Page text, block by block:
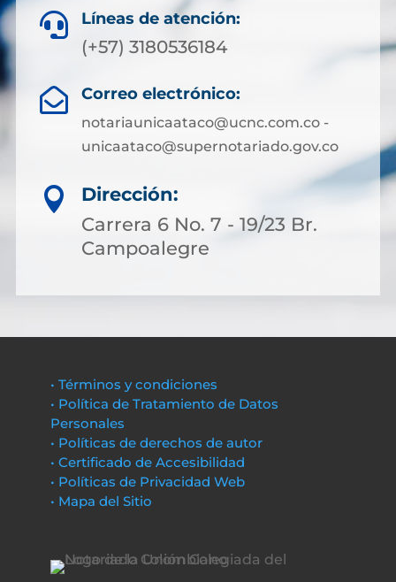
 Líneas de atención:
(+57) 3180536184
 Correo electrónico:
notariaunicaataco@ucnc.com.co -
unicaataco@supernotariado.gov.co

Dirección:
Carrera 6 No. 7 - 19/23 Br.
Campoalegre
• Términos y condiciones
• Política de Tratamiento de Datos
Personales
• Políticas de derechos de autor
• Certificado de Accesibilidad
• Políticas de Privacidad Web
• Mapa del Sitio